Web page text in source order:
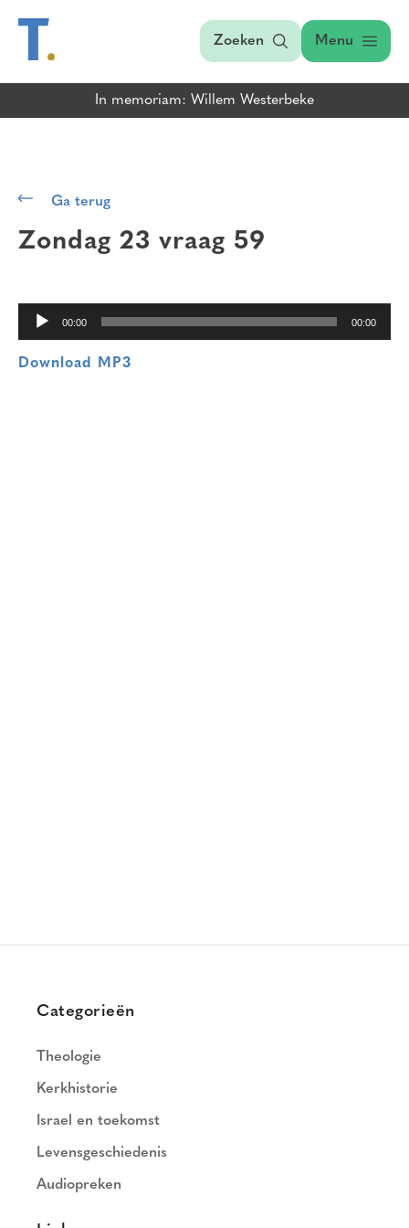
Zoeken Menu
In memoriam: Willem Westerbeke
Ga terug
Zondag 23 vraag 59
00:00 00:00
Download MP3
Categorieën
Theologie
Kerkhistorie
Israel en toekomst
Levensgeschiedenis
Audiopreken